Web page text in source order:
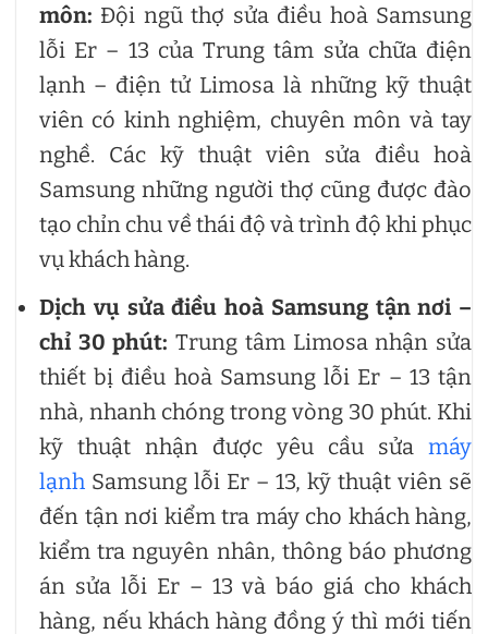
môn: Đội ngũ thợ sửa điều hoà Samsung
lỗi Er – 13 của Trung tâm sửa chữa điện
lạnh – điện tử Limosa là những kỹ thuật
viên có kinh nghiệm, chuyên môn và tay
nghề. Các kỹ thuật viên sửa điều hoà
Samsung những người thợ cũng được đào
tạo chỉn chu về thái độ và trình độ khi phục
vụ khách hàng.
Dịch vụ sửa điều hoà Samsung tận nơi –
chỉ 30 phút:Trung tâm Limosa nhận sửa
thiết bị điều hoà Samsung lỗi Er – 13 tận
nhà, nhanh chóng trong vòng 30 phút. Khi
kỹ thuật nhận được yêu cầu sửa máy
lạnh Samsung lỗi Er – 13, kỹ thuật viên sẽ
đến tận nơi kiểm tra máy cho khách hàng,
kiểm tra nguyên nhân, thông báo phương
án sửa lỗi Er – 13 và báo giá cho khách
hàng, nếu khách hàng đồng ý thì mới tiến